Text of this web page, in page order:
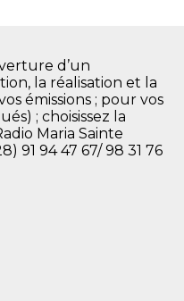
d’un
la réalisation et la
émissions ; pour vos
; choisissez la
Maria Sainte
91 94 47 67/ 98 31 76